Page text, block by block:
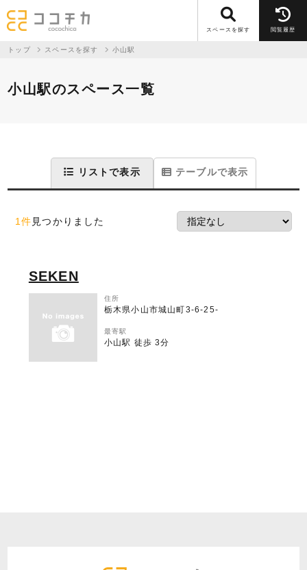
スペースを探す 閲覧履歴
トップ スペースを探す 小山駅
小山駅のスペース一覧
リストで表示 テーブルで表示
1件 見つかりました
SEKEN
住所
栃木県小山市城山町3-6-25-
最寄駅
小山駅 徒歩 3分